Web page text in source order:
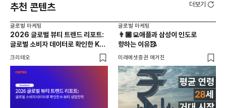
추천 콘텐츠 더보기
글로벌 마케팅
2026 글로벌 뷰티 트렌드 리포트:
글로벌 소비자 데이터로 확인한 K-
뷰티 성장전략
크리테오
글로벌 마케팅
👨🏿‍💻애플과 삼성이 인도로
향하는 이유🥻
미래에셋증권 매거진